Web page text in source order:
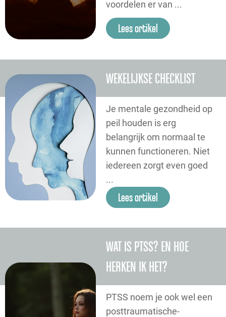
voordelen er van ...
Lees artikel
WEKELIJKSE CHECKLIST
Je mentale gezondheid op
peil houden is erg
belangrijk om normaal te
kunnen functioneren. Niet
iedereen zorgt even goed
...
Lees artikel
WAT IS PTSS? EN HOE
HERKEN IK HET?
PTSS noem je ook wel een
posttraumatische-